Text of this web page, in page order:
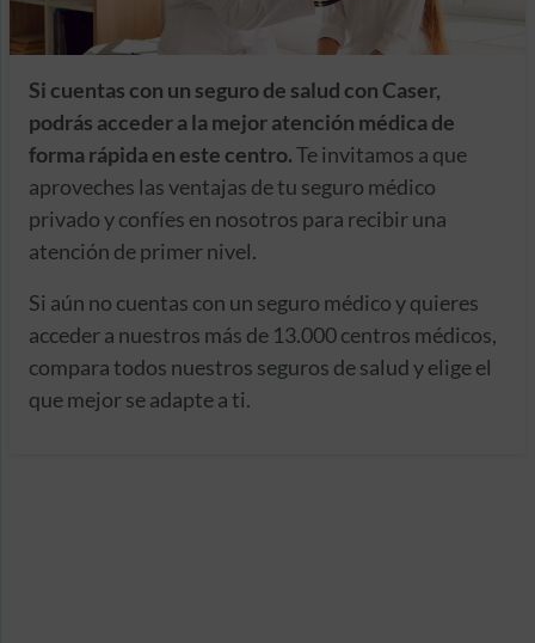
Si cuentas con un seguro de salud con Caser,
podrás acceder a la mejor atención médica de
forma rápida en este centro.Te invitamos a que
aproveches las ventajas de tu seguro médico
privado y confíes en nosotros para recibir una
atención de primer nivel.
Si aún no cuentas con un seguro médico y quieres
acceder a nuestros más de 13.000 centros médicos,
compara todos nuestros seguros de salud y elige el
que mejor se adapte a ti.